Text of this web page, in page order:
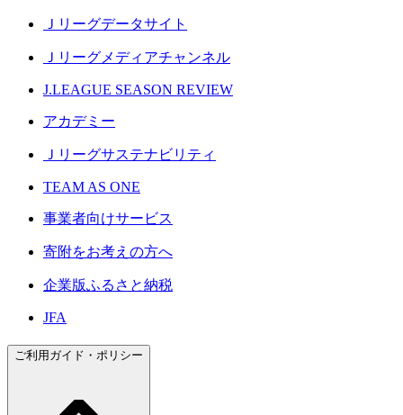
Ｊリーグデータサイト
Ｊリーグメディアチャンネル
J.LEAGUE SEASON REVIEW
アカデミー
Ｊリーグサステナビリティ
TEAM AS ONE
事業者向けサービス
寄附をお考えの方へ
企業版ふるさと納税
JFA
ご利用ガイド・ポリシー